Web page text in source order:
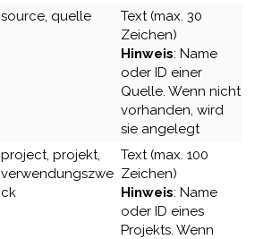
source, quelle
Text (max. 30
Zeichen)
Hinweis: Name
oder ID einer
Quelle. Wenn nicht
vorhanden, wird
sie angelegt
project, projekt,
verwendungszwe
ck
Text (max. 100
Zeichen)
Hinweis: Name
oder ID eines
Projekts. Wenn